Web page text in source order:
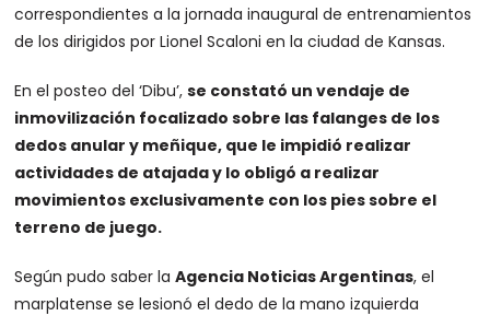
correspondientes a la jornada inaugural de entrenamientos
de los dirigidos por Lionel Scaloni en la ciudad de Kansas.
En el posteo del ‘Dibu’,se constató un vendaje de
inmovilización focalizado sobre las falanges de los
dedos anular y meñique, que le impidió realizar
actividades de atajada y lo obligó a realizar
movimientos exclusivamente con los pies sobre el
terreno de juego.
Según pudo saber laAgencia Noticias Argentinas, el
marplatense se lesionó el dedo de la mano izquierda